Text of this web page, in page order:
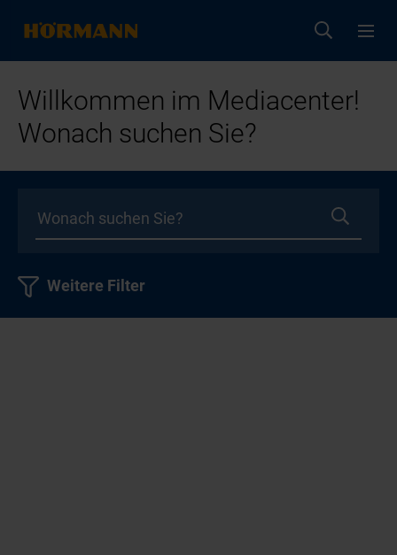
Willkommen im Mediacenter!
Wonach suchen Sie?
Weitere Filter